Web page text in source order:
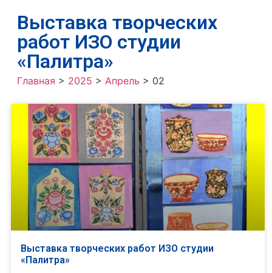
Выставка творческих
работ ИЗО студии
«Палитра»
Главная > 2025 > Апрель > 02
Выставка творческих работ ИЗО студии
«Палитра»